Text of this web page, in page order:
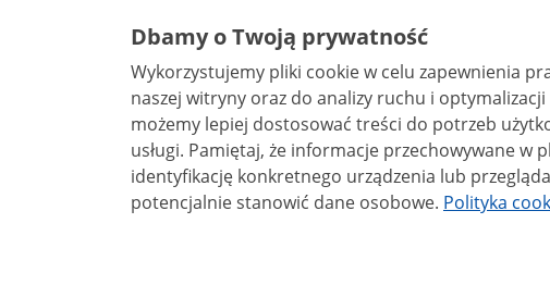
Treści tekstowe
udostępniane na
warunkach 4.0 (CC
są udostępniane na
bez utworów zależnych
Dbamy o Twoją prywatność
Wykorzystujemy pliki cookie w celu zapewnienia
naszej witryny oraz do analizy ruchu i optymalizacji
możemy lepiej dostosować treści do potrzeb
usługi. Pamiętaj, że informacje przechowywane w plikach cookie mogą pozwalać na
identyfikację konkretnego urządzenia lub
potencjalnie stanowić dane osobowe. Polityka